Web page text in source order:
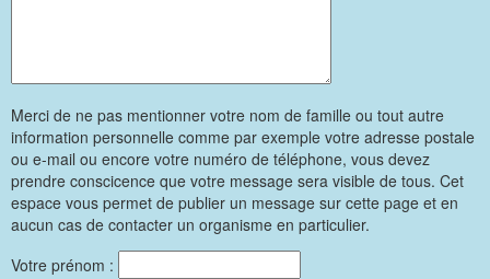
Merci de ne pas mentionner votre nom de famille ou tout autre
information personnelle comme par exemple votre adresse postale
ou e-mail ou encore votre numéro de téléphone, vous devez
prendre conscicence que votre message sera visible de tous. Cet
espace vous permet de publier un message sur cette page et en
aucun cas de contacter un organisme en particulier.
Votre prénom :